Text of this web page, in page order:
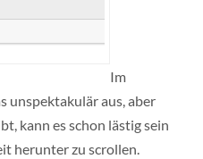
Im
unspektakulär aus, aber
kann es schon lästig sein
herunter zu scrollen.